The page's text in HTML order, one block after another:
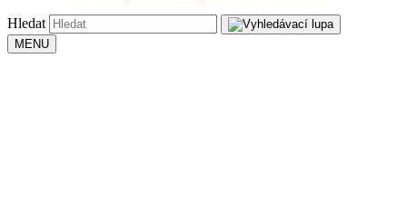
Hledat
MENU